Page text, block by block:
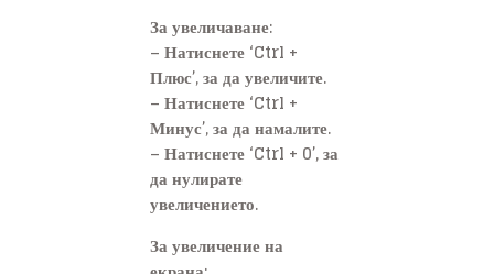
За увеличаване:
– Натиснете ‘Ctrl +
Плюс’, за да увеличите.
– Натиснете ‘Ctrl +
Минус’, за да намалите.
– Натиснете ‘Ctrl + 0’, за
да нулирате
увеличението.
За увеличение на